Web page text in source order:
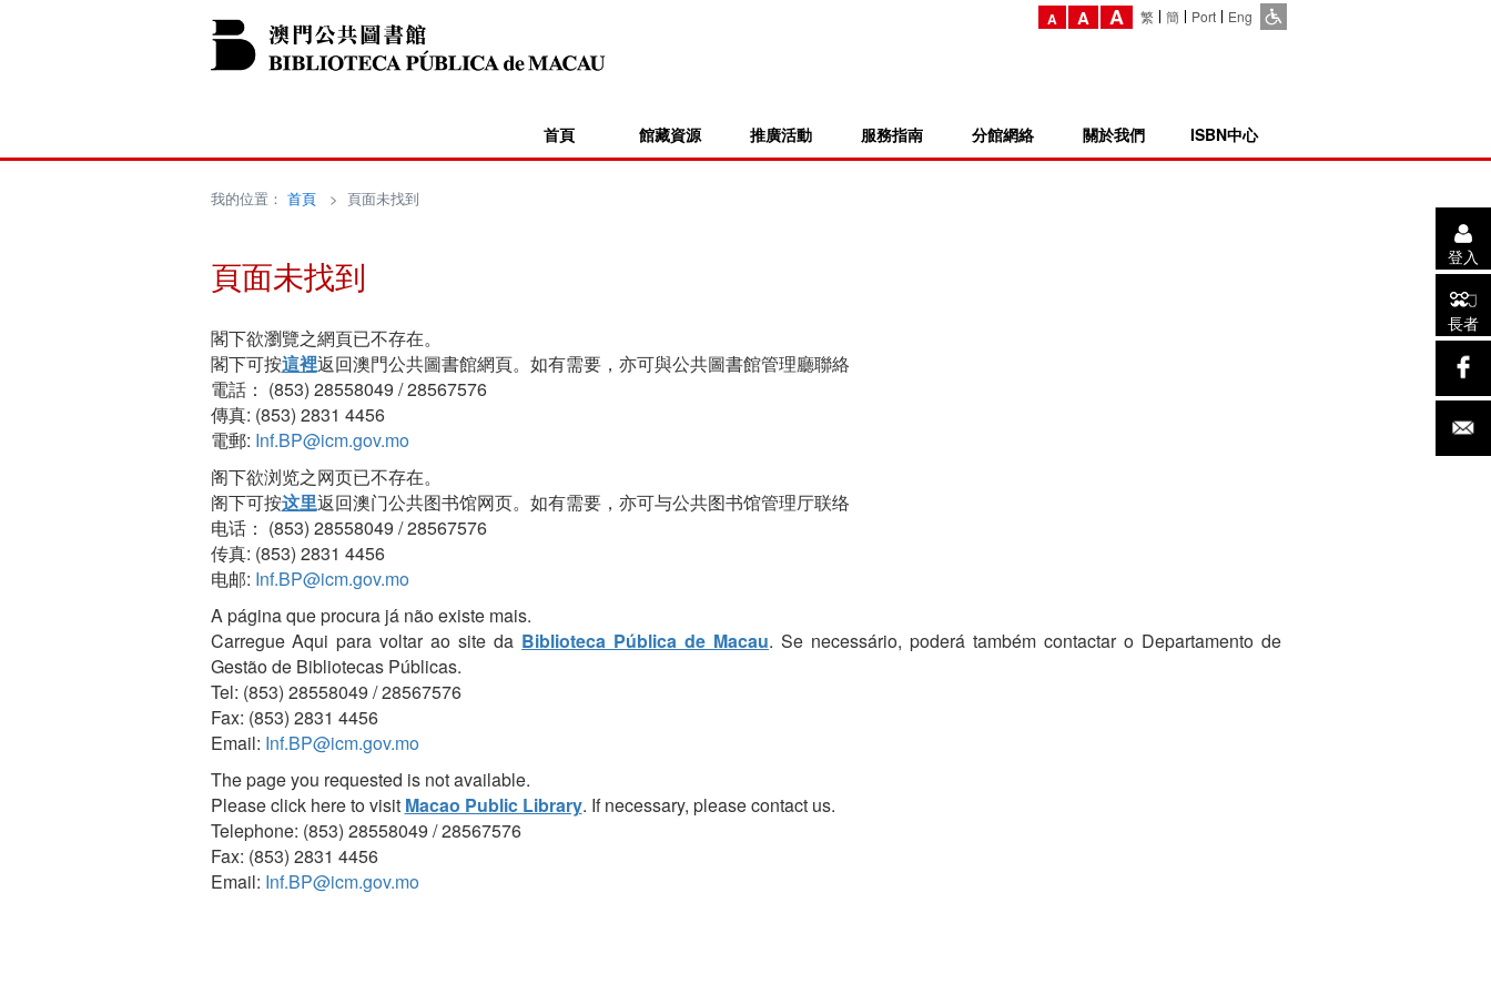
A A A 繁 簡 Port Eng
首頁 館藏資源 推廣活動 服務指南 分館網絡 關於我們 ISBN中心
登入
長者
我的位置： 首頁> 頁面未找到
頁面未找到
閣下欲瀏覽之網頁已不存在。
閣下可按這裡返回澳門公共圖書館網頁。如有需要，亦可與公共圖書館管理廳聯絡
電話： (853) 28558049 / 28567576
傳真: (853) 2831 4456
電郵: Inf.BP@icm.gov.mo
阁下欲浏览之网页已不存在。
阁下可按这里返回澳门公共图书馆网页。如有需要，亦可与公共图书馆管理厅联络
电话： (853) 28558049 / 28567576
传真: (853) 2831 4456
电邮: Inf.BP@icm.gov.mo
A página que procura já não existe mais.
Carregue Aqui para voltar ao site da Biblioteca Pública de Macau. Se necessário, poderá também contactar o Departamento de
Gestão de Bibliotecas Públicas.
Tel: (853) 28558049 / 28567576
Fax: (853) 2831 4456
Email: Inf.BP@icm.gov.mo
The page you requested is not available.
Please click here to visit Macao Public Library. If necessary, please contact us.
Telephone: (853) 28558049 / 28567576
Fax: (853) 2831 4456
Email: Inf.BP@icm.gov.mo